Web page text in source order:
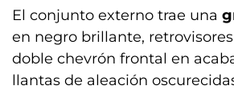
El conjunto externo trae una
en negro brillante,
doble chevrón frontal en
llantas de aleación